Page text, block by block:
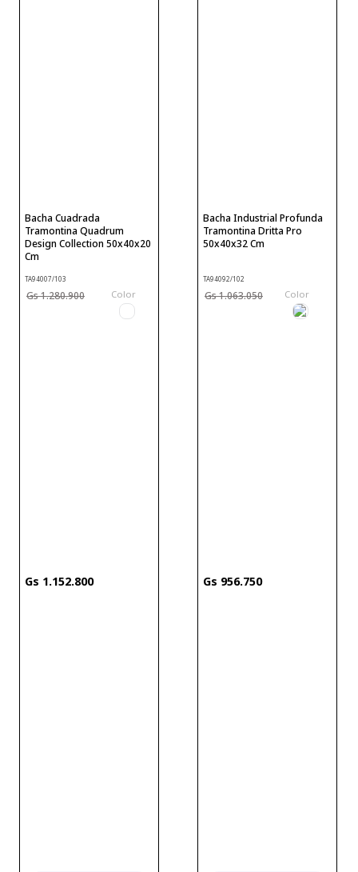
Bacha Cuadrada
Tramontina Quadrum
Design Collection 50x40x20
Cm
TA94007/103
1.280.900
1.152.800
Color
Bacha Industrial Profunda
Tramontina Dritta Pro
50x40x32 Cm
TA94092/102
1.063.050
956.750
Color